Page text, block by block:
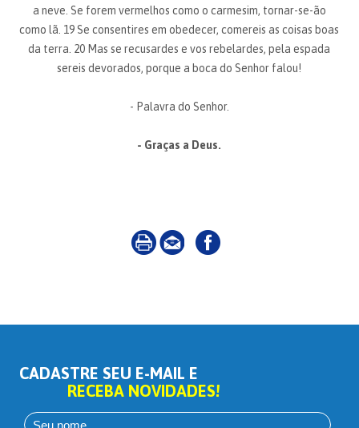
a neve. Se forem vermelhos como o carmesim, tornar-se-ão
como lã. 19 Se consentires em obedecer, comereis as coisas boas
da terra. 20 Mas se recusardes e vos rebelardes, pela espada
sereis devorados, porque a boca do Senhor falou!
- Palavra do Senhor.
- Graças a Deus.
CADASTRE SEU E-MAIL E
RECEBA NOVIDADES!